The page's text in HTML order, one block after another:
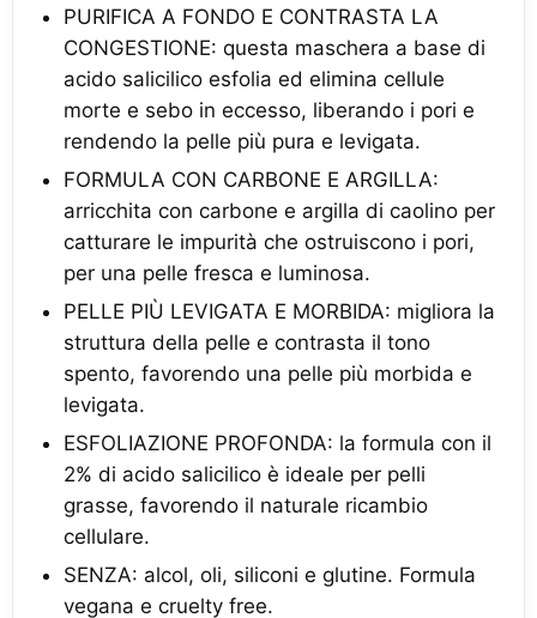
PURIFICA A FONDO E CONTRASTA LA
CONGESTIONE: questa maschera a base di
acido salicilico esfolia ed elimina cellule
morte e sebo in eccesso, liberando i pori e
rendendo la pelle più pura e levigata.
FORMULA CON CARBONE E ARGILLA:
arricchita con carbone e argilla di caolino per
catturare le impurità che ostruiscono i pori,
per una pelle fresca e luminosa.
PELLE PIÙ LEVIGATA E MORBIDA: migliora la
struttura della pelle e contrasta il tono
spento, favorendo una pelle più morbida e
levigata.
ESFOLIAZIONE PROFONDA: la formula con il
2% di acido salicilico è ideale per pelli
grasse, favorendo il naturale ricambio
cellulare.
SENZA: alcol, oli, siliconi e glutine. Formula
vegana e cruelty free.